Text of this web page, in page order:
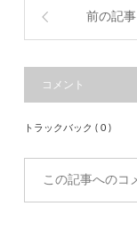
前の記事
コメント
トラックバック ( 0 )
この記事へのコ